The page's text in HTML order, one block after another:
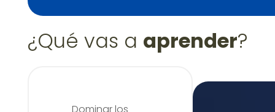
¿Qué vas a aprender?